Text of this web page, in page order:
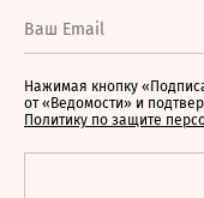
Нажимая кнопку
от «Ведомости» и
Политику по защите